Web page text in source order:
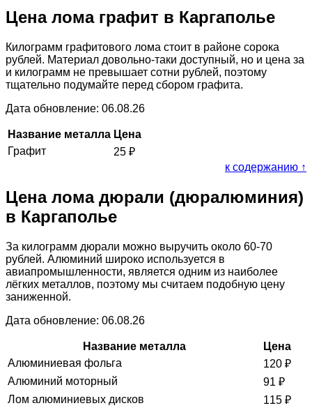
Цена лома графит в Каргаполье
Килограмм графитового лома стоит в районе сорока
рублей. Материал довольно-таки доступный, но и цена за
и килограмм не превышает сотни рублей, поэтому
тщательно подумайте перед сбором графита.
Дата обновление: 06.08.26
Название металла Цена
Графит
25 ₽
к содержанию ↑
Цена лома дюрали (дюралюминия)
в Каргаполье
За килограмм дюрали можно выручить около 60-70
рублей. Алюминий широко используется в
авиапромышленности, является одним из наиболее
лёгких металлов, поэтому мы считаем подобную цену
заниженной.
Дата обновление: 06.08.26
Название металла
Цена
Алюминиевая фольга
120 ₽
Алюминий моторный
91 ₽
Лом алюминиевых дисков
115 ₽